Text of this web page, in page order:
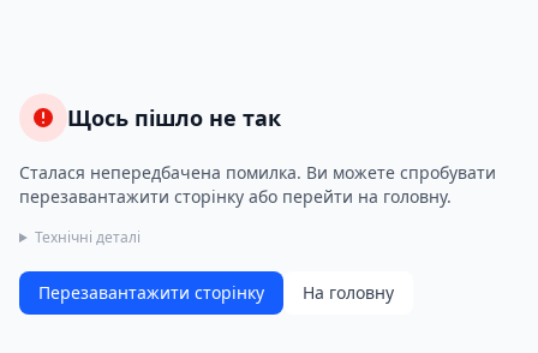
Щось пішло не так
Сталася непередбачена помилка. Ви можете спробувати
перезавантажити сторінку або перейти на головну.
Технічні деталі
Перезавантажити сторінку На головну